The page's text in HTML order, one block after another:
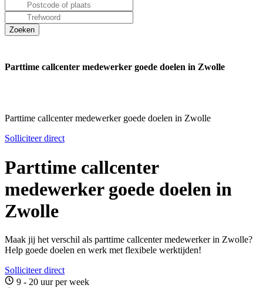
Parttime callcenter medewerker goede doelen in Zwolle
Parttime callcenter medewerker goede doelen in Zwolle
Solliciteer direct
Parttime callcenter
medewerker goede doelen in
Zwolle
Maak jij het verschil als parttime callcenter medewerker in Zwolle?
Help goede doelen en werk met flexibele werktijden!
Solliciteer direct
9 - 20 uur per week